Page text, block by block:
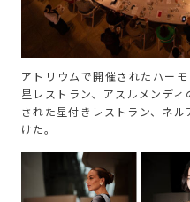
アトリウムで開催されたハー
星レストラン、アスルメンデ
された星付きレストラン、ネ
けた。